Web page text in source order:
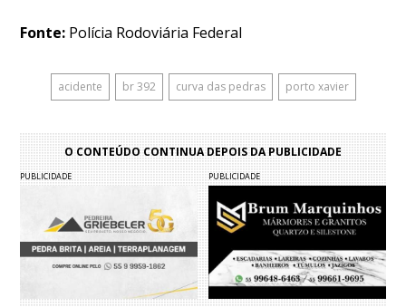
Fonte: Polícia Rodoviária Federal
acidente br 392 curva das pedras porto xavier
O CONTEÚDO CONTINUA DEPOIS DA PUBLICIDADE
PUBLICIDADE PUBLICIDADE